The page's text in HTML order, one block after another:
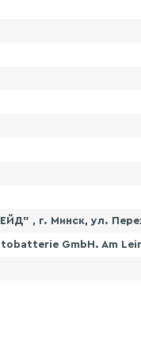
, г. Минск, ул.
GmbH. Am